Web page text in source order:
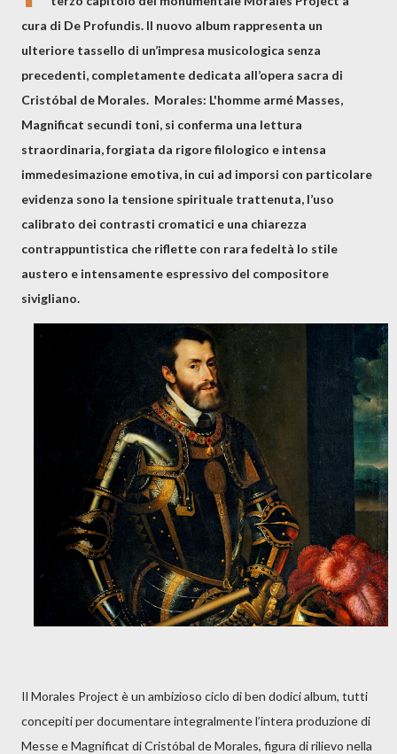
cura di De Profundis. Il nuovo album rappresenta un
ulteriore tassello di un’impresa musicologica senza
precedenti, completamente dedicata all’opera sacra di
Cristóbal de Morales. Morales: L'homme armé Masses,
Magnificat secundi toni, si conferma una lettura
straordinaria, forgiata da rigore filologico e intensa
immedesimazione emotiva, in cui ad imporsi con particolare
evidenza sono la tensione spirituale trattenuta, l’uso
calibrato dei contrasti cromatici e una chiarezza
contrappuntistica che riflette con rara fedeltà lo stile
austero e intensamente espressivo del compositore
sivigliano.
Il Morales Project è un ambizioso ciclo di ben dodici album, tutti
concepiti per documentare integralmente l’intera produzione di
Messe e Magnificat di Cristóbal de Morales, figura di rilievo nella